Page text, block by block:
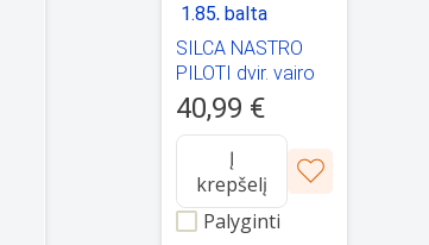
SILCA NASTRO
PILOTI dvir. vairo
juosta, 1.85, balta
40,99 €
Į
krepšelį
Palyginti